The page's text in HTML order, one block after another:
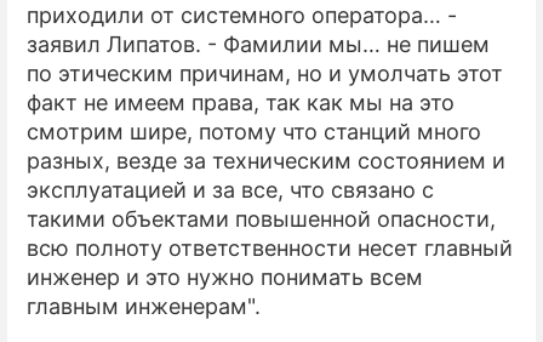
приходили от системного оператора… -
заявил Липатов. - Фамилии мы… не пишем
по этическим причинам, но и умолчать этот
факт не имеем права, так как мы на это
смотрим шире, потому что станций много
разных, везде за техническим состоянием и
эксплуатацией и за все, что связано с
такими объектами повышенной опасности,
всю полноту ответственности несет главный
инженер и это нужно понимать всем
главным инженерам".